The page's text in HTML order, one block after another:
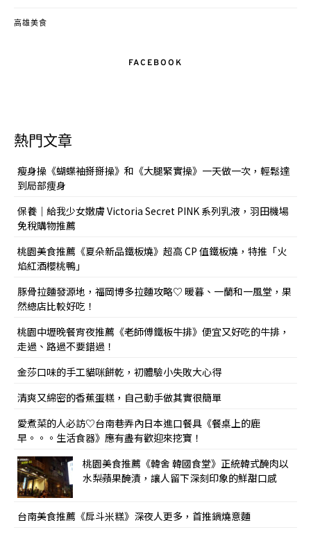
高雄美食
FACEBOOK
熱門文章
瘦身操《蝴蝶袖掰掰操》和《大腿緊實操》一天做一次，輕鬆達
到局部痩身
保養｜給我少女嫩膚 Victoria Secret PINK 系列乳液，羽田機場
免稅購物推薦
桃園美食推薦《夏朵新品鐵板燒》超高 CP 值鐵板燒，特推「火
焰紅酒櫻桃鴨」
豚骨拉麵發源地，福岡博多拉麵攻略♡ 暖暮、一蘭和一風堂，果
然總店比較好吃！
桃園中壢晚餐宵夜推薦《老師傅鐵板牛排》便宜又好吃的牛排，
走過、路過不要錯過！
金莎口味的手工貓咪餅乾，初體驗小失敗大心得
清爽又綿密的香蕉蛋糕，自己動手做其實很簡單
愛煮菜的人必訪♡台南巷弄內日本進口餐具《餐桌上的鹿
早。。。生活食器》應有盡有歡迎來挖寶！
桃園美食推薦《韓舍 韓國食堂》正統韓式醃肉以
水梨蘋果醃漬，讓人留下深刻印象的鮮甜口感
台南美食推薦《戽斗米糕》深夜人更多，首推鍋燒意麵